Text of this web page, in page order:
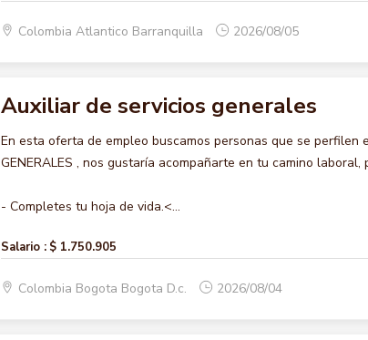
Colombia Atlantico Barranquilla 2026/08/05
Auxiliar de servicios generales
En esta oferta de empleo buscamos personas que se perfilen
GENERALES , nos gustaría acompañarte en tu camino
- Completes tu hoja de vida.<...
Salario : $ 1.750.905
Colombia Bogota Bogota D.c. 2026/08/04